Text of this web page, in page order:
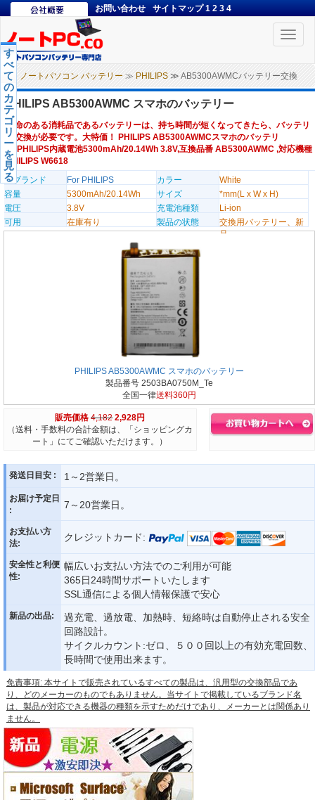
お問い合わせ サイトマップ 1 2 3 4
Toggle
ノートパソコン バッテリー ≫ PHILIPS ≫ AB5300AWMCバッテリー交換
す
べ
て
の
カ
テ
ゴ
リ
ー
を
見
る
PHILIPS AB5300AWMC スマホのバッテリー
寿命のある消耗品であるバッテリーは、持ち時間が短くなってきたら、バッテリ
ー交換が必要です。大特価！ PHILIPS AB5300AWMCスマホのバッテリ
ー,PHILIPS内蔵電池5300mAh/20.14Wh 3.8V,互換品番 AB5300AWMC ,対応機種
PHILIPS W6618
のブランド
For PHILIPS カラー
White
容量
5300mAh/20.14Wh サイズ
*mm(L x W x H)
電圧
3.8V 充電池種類
Li-ion
可用
在庫有り 製品の状態
交換用バッテリー、新
品
PHILIPS AB5300AWMC スマホのバッテリー
製品番号 2503BA0750M_Te
全国一律送料360円
販売価格 4,182 2,928円
（送料・手数料の合計金額は、「ショッピングカ
ート」にてご確認いただけます。）
発送日目安 : 1～2営業日。
お届け予定日
:
7～20営業日。
お支払い方
法:
クレジットカード:
安全性と利便
性:
幅広いお支払い方法でのご利用が可能
365日24時間サポートいたします
SSL通信による個人情報保護で安心
新品の出品:
過充電、過放電、加熱時、短絡時は自動停止される安全
回路設計。
サイクルカウント:ゼロ、５００回以上の有効充電回数、
長時間で使用出来ます。
免責事項: 本サイトで販売されているすべての製品は、汎用型の交換部品であ
り、どのメーカーのものでもありません。当サイトで掲載しているブランド名
は、製品が対応できる機器の種類を示すためだけであり、メーカーとは関係あり
ません。